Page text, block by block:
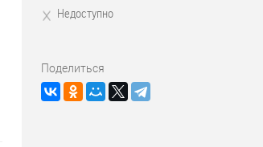
Недоступно
Поделиться